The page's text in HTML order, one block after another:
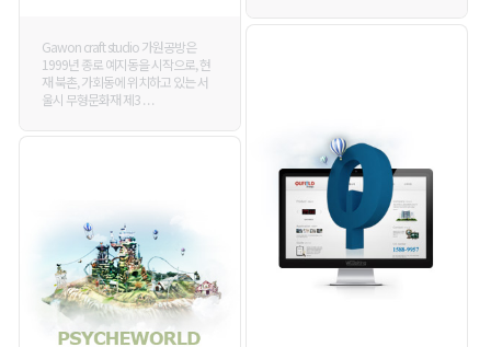
Gawon craft studio 가원공방은
1999년 종로 예지동을 시작으로, 현
재 북촌, 가회동에 위치하고 있는 서
울시 무형문화재 제3 . . .